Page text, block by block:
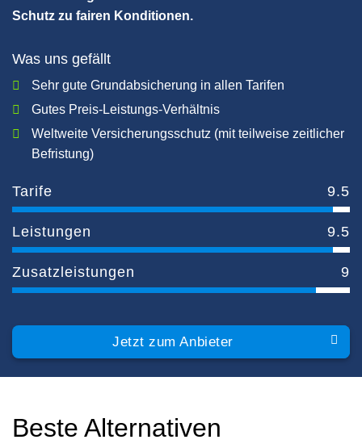
Schutz zu fairen Konditionen.
Was uns gefällt
Sehr gute Grundabsicherung in allen Tarifen
Gutes Preis-Leistungs-Verhältnis
Weltweite Versicherungsschutz (mit teilweise zeitlicher
Befristung)
Tarife 9.5
Leistungen 9.5
Zusatzleistungen 9
Jetzt zum Anbieter
Beste Alternativen